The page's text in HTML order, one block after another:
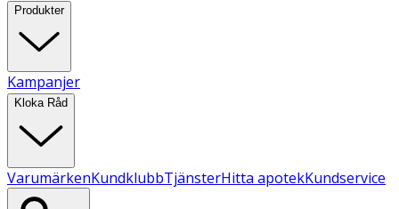
Produkter
Kampanjer
Kloka Råd
VarumärkenKundklubbTjänsterHitta apotekKundservice